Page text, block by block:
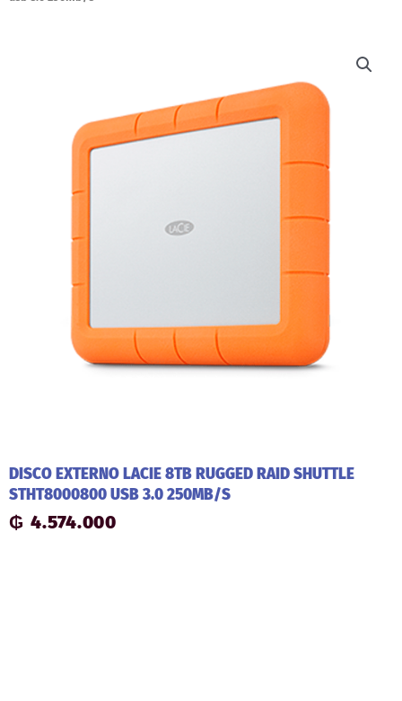
DISCO EXTERNO LACIE 8TB RUGGED RAID SHUTTLE
STHT8000800 USB 3.0 250MB/S
₲ 4.574.000